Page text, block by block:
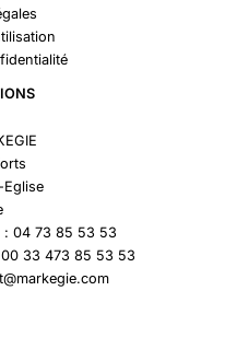
: 04 73 85 53 53
33 473 85 53 53